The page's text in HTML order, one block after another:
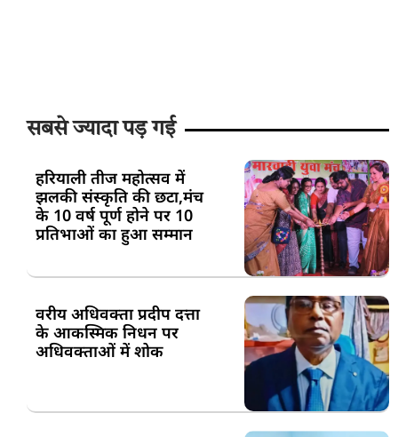
सबसे ज्यादा पड़ गई
हरियाली तीज महोत्सव में
झलकी संस्कृति की छटा,मंच
के 10 वर्ष पूर्ण होने पर 10
प्रतिभाओं का हुआ सम्मान
वरीय अधिवक्ता प्रदीप दत्ता
के आकस्मिक निधन पर
अधिवक्ताओं में शोक